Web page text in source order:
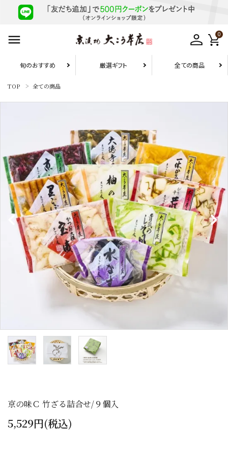
0
旬のおすすめ 厳選ギフト 全ての商品
10,800円（税込）以上の配送で
search
旬のおすすめ
厳選ギフト
お試しセット
カテゴリーから探す
しば漬などの京つけもの（日持ち商品）
筍・沢庵・奈良漬（日持ち商品）
TOP 全ての商品
京の味Ｃ 竹ざる詰合せ/９個入
5,529円(税込)